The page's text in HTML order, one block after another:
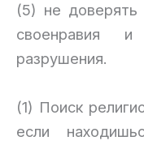
(5) не доверять
своенравия
разрушения.
(1) Поиск
если